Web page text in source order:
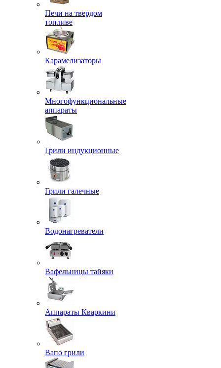
Печи на твердом
топливе
Карамелизаторы
Многофункциональные
аппараты
Грили индукционные
Грили галечные
Водонагреватели
Вафельницы тайяки
Аппараты Кваркини
Вапо грили